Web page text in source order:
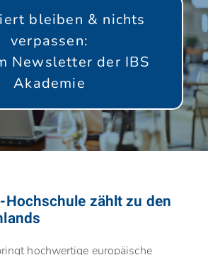
bleiben & nichts
verpassen:
Newsletter der IBS
Akademie
zählt zu den
hochwertige europäische